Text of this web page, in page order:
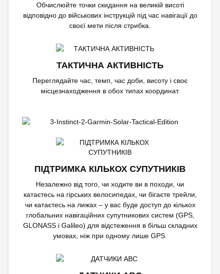
Обчислюйте точки скидання на великій висоті
відповідно до військових інструкцій під час навігації до
своєї мети після стрибка.
ТАКТИЧНА АКТИВНІСТЬ
Переглядайте час, темп, час доби, висоту і своє
місцезнаходження в обох типах координат.
ПІДТРИМКА КІЛЬКОХ СУПУТНИКІВ
Незалежно від того, чи ходите ви в походи, чи
катаєтесь на гірських велосипедах, чи бігаєте трейли,
чи катаєтесь на лижах – у вас буде доступ до кількох
глобальних навігаційних супутникових систем (GPS,
GLONASS і Galileo) для відстеження в більш складних
умовах, ніж при одному лише GPS.